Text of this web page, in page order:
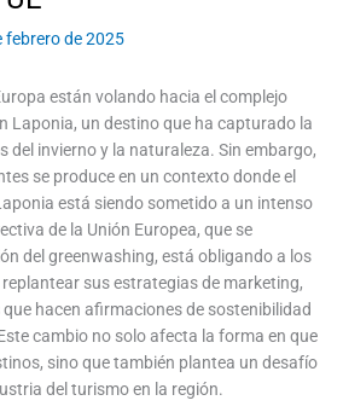
febrero de 2025
están volando hacia el complejo
Laponia, un destino que ha capturado la
del invierno y la naturaleza. Sin embargo,
se produce en un contexto donde el
está siendo sometido a un intenso
de la Unión Europea, que se
del greenwashing, está obligando a los
sus estrategias de marketing,
hacen afirmaciones de sostenibilidad
cambio no solo afecta la forma en que
sino que también plantea un desafío
del turismo en la región.